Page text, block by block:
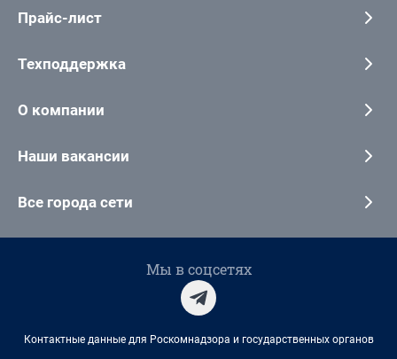
Прайс-лист
Техподдержка
О компании
Наши вакансии
Все города сети
Мы в соцсетях
Контактные данные для Роскомнадзора и государственных органов